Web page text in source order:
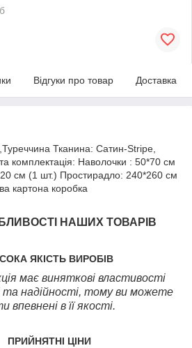
Відгуки про товар Доставка
Тканина: Сатин-Stripe,
комплектація: Наволочки : 50*70 см
см (1 шт.) Простирадло: 240*260 см
картона коробка
НАШИХ ТОВАРІВ
ЯКІСТЬ ВИРОБІВ
має виняткові властивості
та надійності, тому ви можете
впевнені в її якості.
ПРИЙНЯТНІ ЦІНИ